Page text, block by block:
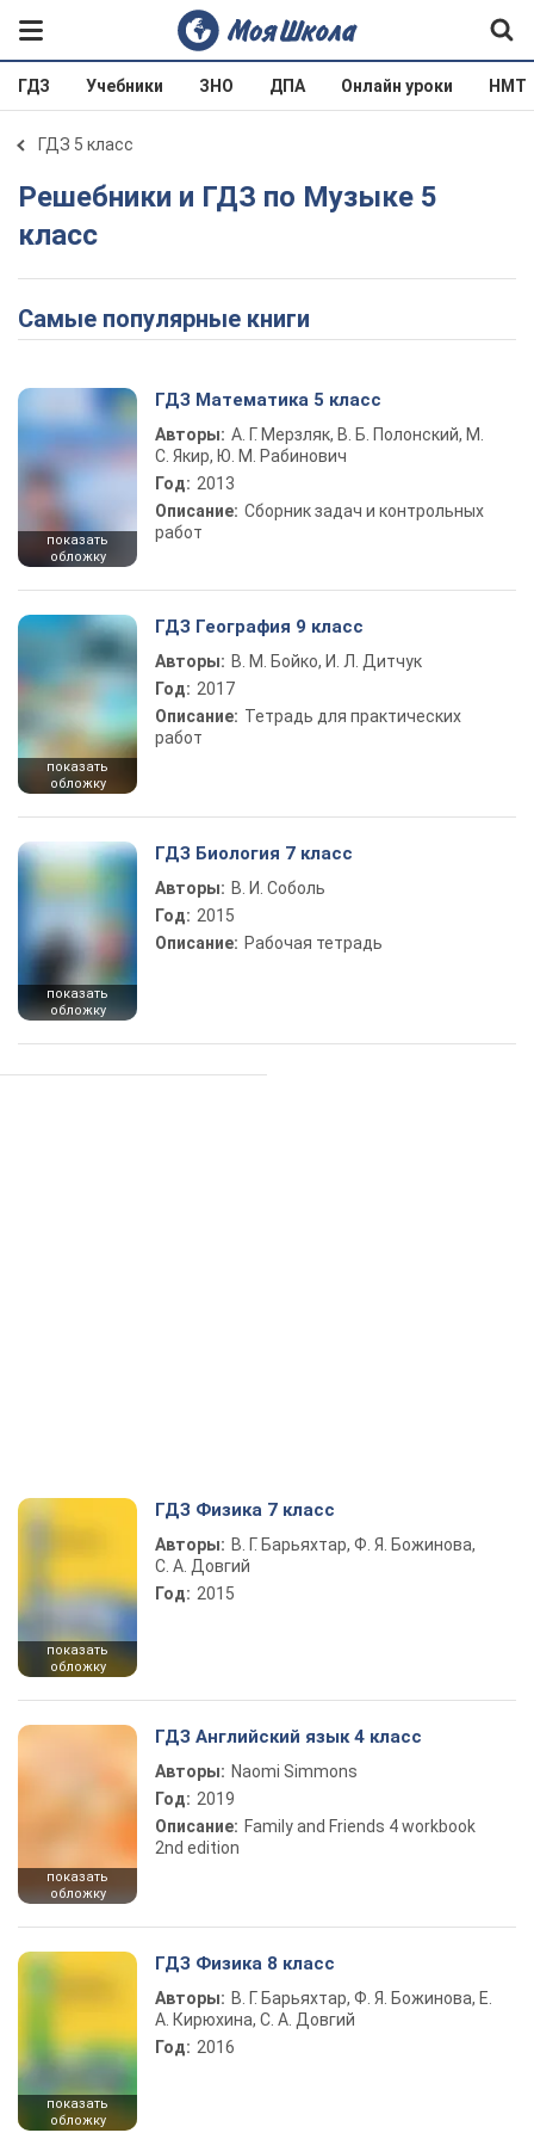
ГДЗ Учебники ЗНО ДПА Онлайн уроки НМТ
ГДЗ 5 класс
Решебники и ГДЗ по Музыке 5
класс
Самые популярные книги
показать
обложку
ГДЗ Математика 5 класс
Авторы: А. Г. Мерзляк, В. Б. Полонский, М.
С. Якир, Ю. М. Рабинович
Год: 2013
Описание: Сборник задач и контрольных
работ
показать
обложку
ГДЗ География 9 класс
Авторы: В. М. Бойко, И. Л. Дитчук
Год: 2017
Описание: Тетрадь для практических
работ
показать
обложку
ГДЗ Биология 7 класс
Авторы: В. И. Соболь
Год: 2015
Описание: Рабочая тетрадь
показать
обложку
ГДЗ Физика 7 класс
Авторы: В. Г. Барьяхтар, Ф. Я. Божинова,
С. А. Довгий
Год: 2015
показать
обложку
ГДЗ Английский язык 4 класс
Авторы: Naomi Simmons
Год: 2019
Описание: Family and Friends 4 workbook
2nd edition
показать
обложку
ГДЗ Физика 8 класс
Авторы: В. Г. Барьяхтар, Ф. Я. Божинова, Е.
А. Кирюхина, С. А. Довгий
Год: 2016